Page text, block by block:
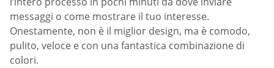
messaggi o come mostrare il tuo interesse.
Onestamente, non è il miglior design, ma è comodo,
pulito, veloce e con una fantastica combinazione di
colori.